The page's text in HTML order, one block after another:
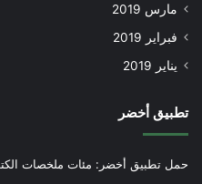
مارس 2019
فبراير 2019
يناير 2019
تطبيق أخضر
حمل تطبيق أخضر: مئات ملخصات